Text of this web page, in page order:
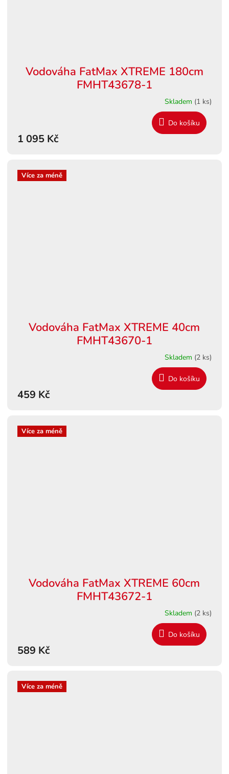
Vodováha FatMax XTREME 180cm
FMHT43678-1
Skladem (1 ks)
1 095 Kč
Do košíku
Více za méně
Vodováha FatMax XTREME 40cm
FMHT43670-1
Skladem (2 ks)
459 Kč
Do košíku
Více za méně
Vodováha FatMax XTREME 60cm
FMHT43672-1
Skladem (2 ks)
589 Kč
Do košíku
Více za méně